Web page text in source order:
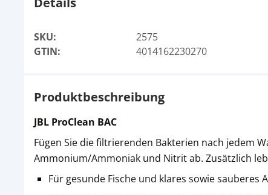
SKU:
2575
GTIN:
4014162230270
Produktbeschreibung
JBL ProClean BAC
Fügen Sie die filtrierenden Bakterien nach jedem
Ammonium/Ammoniak und Nitrit ab. Zusätzlich
Für gesunde Fische und klares sowie sauberes